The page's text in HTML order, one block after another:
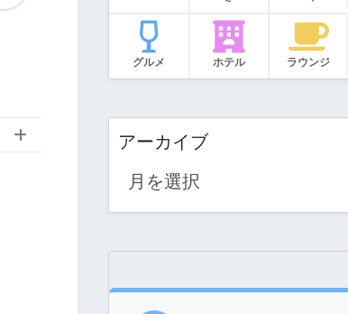
グルメ ホテル ラウンジ
アーカイブ